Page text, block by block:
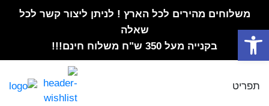
פתח סרגל נגישות
משלוחים מהירים לכל הארץ ! לניתן ליצור קשר לכל
שאלה
בקנייה מעל 350 ש"ח משלוח חינם!!!
תפריט